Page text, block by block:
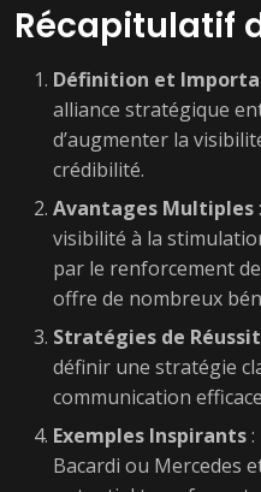
Récapitulatif
Définition et
alliance stratégique
d’augmenter la
crédibilité.
Avantages Multiples
visibilité à la
par le renforcement
offre de nombreux
Stratégies de
définir une stratégie
communication
Exemples Inspirants:
Bacardi ou Mercedes